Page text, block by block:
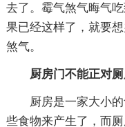
去了。霉气煞气晦气
果已经这样了，就要
煞气。
厨房门不能正对厕
厨房是一家大小的
些食物来产生了，而